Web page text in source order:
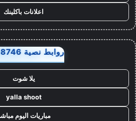
اعلانات باكلينك
روابط نصية AA98746
يلا شوت
yalla shoot
مباريات اليوم